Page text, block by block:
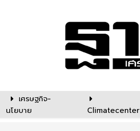
เศรษฐกิจ-
นโยบาย
Climatecenter